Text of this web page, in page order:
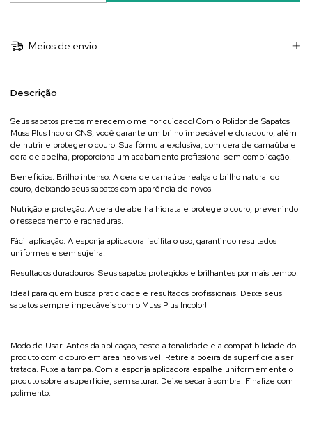
Meios de envio
Descrição
Seus sapatos pretos merecem o melhor cuidado! Com o Polidor de Sapatos
Muss Plus Incolor CNS, você garante um brilho impecável e duradouro, além
de nutrir e proteger o couro. Sua fórmula exclusiva, com cera de carnaúba e
cera de abelha, proporciona um acabamento profissional sem complicação.
Benefícios: Brilho intenso: A cera de carnaúba realça o brilho natural do
couro, deixando seus sapatos com aparência de novos.
Nutrição e proteção: A cera de abelha hidrata e protege o couro, prevenindo
o ressecamento e rachaduras.
Fácil aplicação: A esponja aplicadora facilita o uso, garantindo resultados
uniformes e sem sujeira.
Resultados duradouros: Seus sapatos protegidos e brilhantes por mais tempo.
Ideal para quem busca praticidade e resultados profissionais. Deixe seus
sapatos sempre impecáveis com o Muss Plus Incolor!
Modo de Usar: Antes da aplicação, teste a tonalidade e a compatibilidade do
produto com o couro em área não visível. Retire a poeira da superfície a ser
tratada. Puxe a tampa. Com a esponja aplicadora espalhe uniformemente o
produto sobre a superfície, sem saturar. Deixe secar à sombra. Finalize com
polimento.